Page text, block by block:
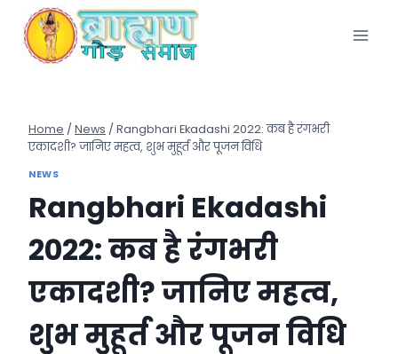
content
Home / News / Rangbhari Ekadashi 2022: कब है रंगभरी
एकादशी? जानिए महत्व, शुभ मुहूर्त और पूजन विधि
NEWS
Rangbhari Ekadashi
2022: कब है रंगभरी
एकादशी? जानिए महत्व,
शुभ मुहूर्त और पूजन विधि